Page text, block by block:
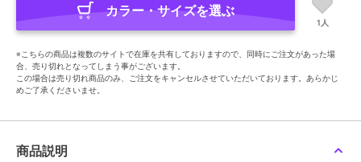
カラー・サイズを選ぶ
1人
※こちらの商品は複数のサイトで在庫を共有しておりますので、同時にご注文があった場
合、売り切れとなってしまう事がございます。
この場合は売り切れ商品のみ、ご注文をキャンセルさせていただいております。あらかじ
めご了承くださいませ。
商品説明